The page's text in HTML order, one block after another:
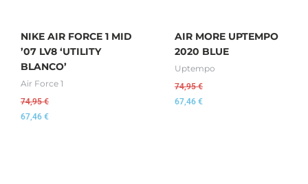
NIKE AIR FORCE 1 MID
’07 LV8 ‘UTILITY
BLANCO’
Air Force 1
74,95€
67,46 €
AIR MORE UPTEMPO
2020 BLUE
Uptempo
74,95€
67,46 €